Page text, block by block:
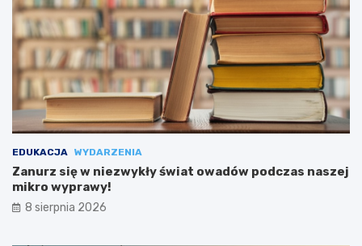
EDUKACJA WYDARZENIA
Zanurz się w niezwykły świat owadów podczas naszej
mikro wyprawy!
8 sierpnia 2026